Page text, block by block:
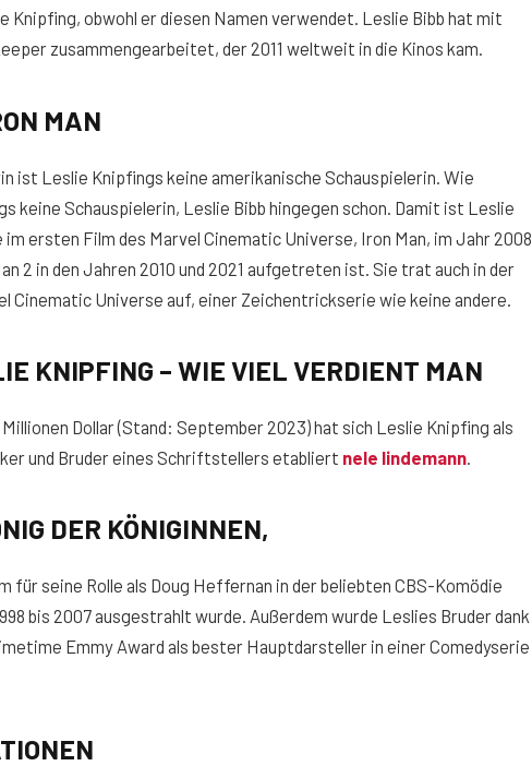
Knipfing, obwohl er diesen Namen verwendet. Leslie Bibb hat mit
zusammengearbeitet, der 2011 weltweit in die Kinos kam.
MAN
ist Leslie Knipfings keine amerikanische Schauspielerin. Wie
keine Schauspielerin, Leslie Bibb hingegen schon. Damit ist Leslie
ersten Film des Marvel Cinematic Universe, Iron Man, im Jahr 2008
2 in den Jahren 2010 und 2021 aufgetreten ist. Sie trat auch in der
Cinematic Universe auf, einer Zeichentrickserie wie keine andere.
KNIPFING – WIE VIEL VERDIENT MAN
Dollar (Stand: September 2023) hat sich Leslie Knipfing als
und Bruder eines Schriftstellers etabliert nele lindemann
DER KÖNIGINNEN,
für seine Rolle als Doug Heffernan in der beliebten CBS-Komödie
bis 2007 ausgestrahlt wurde. Außerdem wurde Leslies Bruder dank
Emmy Award als bester Hauptdarsteller in einer Comedyserie